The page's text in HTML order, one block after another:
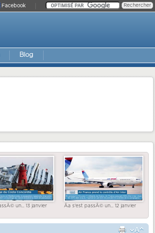
Facebook
Blog
un... 13 janvier Ãa s'est passÃ© un... 12 janvier